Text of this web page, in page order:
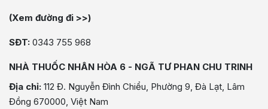
(Xem đường đi >>)
SĐT: 0343 755 968
NHÀ THUỐC NHÂN HÒA 6 - NGÃ TƯ PHAN CHU TRINH
Địa chỉ: 112 Đ. Nguyễn Đình Chiểu, Phường 9, Đà Lạt, Lâm
Đồng 670000, Việt Nam